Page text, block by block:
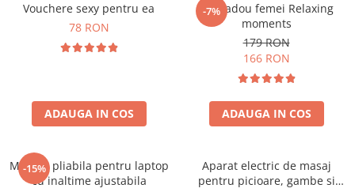
Vouchere sexy pentru ea
78 RON
ADAUGA IN COS
-7%
Set cadou femei Relaxing
moments
179 RON
166 RON
ADAUGA IN COS
-15%
Masuta pliabila pentru laptop
cu inaltime ajustabila
Aparat electric de masaj
pentru picioare, gambe si